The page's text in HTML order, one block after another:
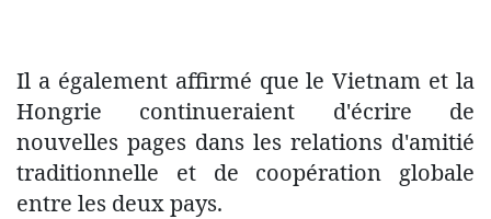
Il a également affirmé que le Vietnam et la
Hongrie continueraient d'écrire de
nouvelles pages dans les relations d'amitié
traditionnelle et de coopération globale
entre les deux pays.